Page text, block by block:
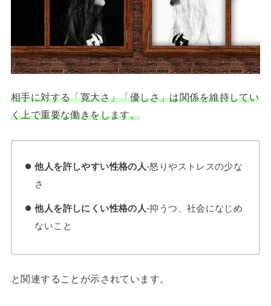
相手に対する「寛大さ」「優しさ」は関係を維持してい
く上で重要な働きをします。
他人を許しやすい性格の人‐怒りやストレスの少な
さ
他人を許しにくい性格の人‐抑うつ、社会になじめ
ないこと
と関連することが示されています。